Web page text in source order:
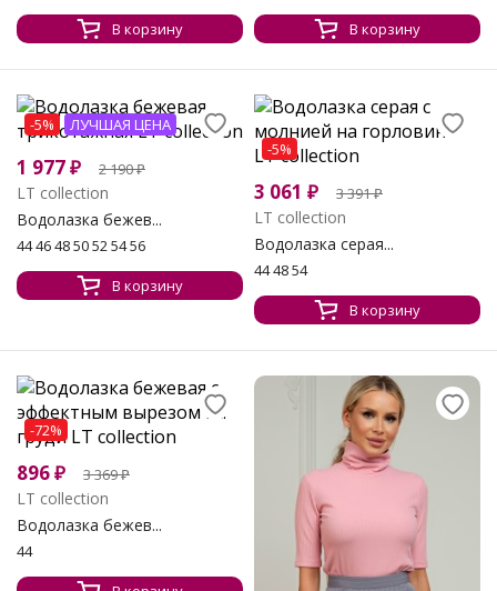
В корзину
В корзину
-5% ЛУЧШАЯ ЦЕНА
1 977₽ 2 190₽
LT collection
Водолазка бежев...
44 46 48 50 52 54 56
В корзину
-5%
3 061 ₽ 3 391₽
LT collection
Водолазка серая...
44 48 54
В корзину
-72%
896₽ 3 369₽
LT collection
Водолазка бежев...
44